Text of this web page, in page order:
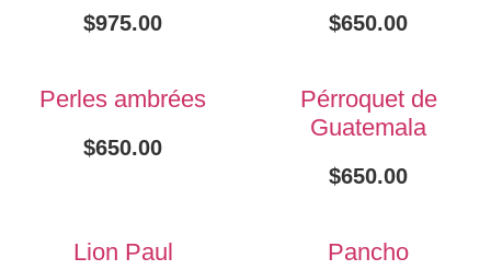
$975.00 $650.00
Perles ambrées
$650.00
Pérroquet de
Guatemala
$650.00
Lion Paul Pancho